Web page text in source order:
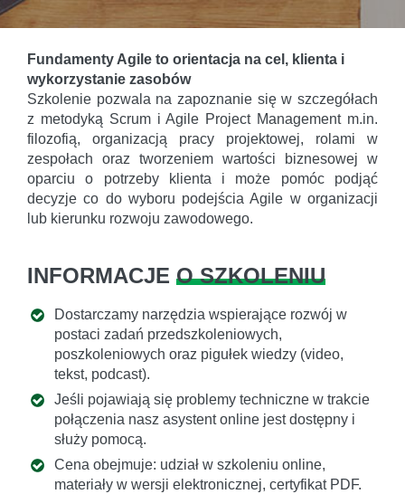
Fundamenty Agile to orientacja na cel, klienta i
wykorzystanie zasobów
Szkolenie pozwala na zapoznanie się w szczegółach
z metodyką Scrum i Agile Project Management m.in.
filozofią, organizacją pracy projektowej, rolami w
zespołach oraz tworzeniem wartości biznesowej w
oparciu o potrzeby klienta i może pomóc podjąć
decyzje co do wyboru podejścia Agile w organizacji
lub kierunku rozwoju zawodowego.
INFORMACJE O SZKOLENIU
Dostarczamy narzędzia wspierające rozwój w
postaci zadań przedszkoleniowych,
poszkoleniowych oraz pigułek wiedzy (video,
tekst, podcast).
Jeśli pojawiają się problemy techniczne w trakcie
połączenia nasz asystent online jest dostępny i
służy pomocą.
Cena obejmuje: udział w szkoleniu online,
materiały w wersji elektronicznej, certyfikat PDF.